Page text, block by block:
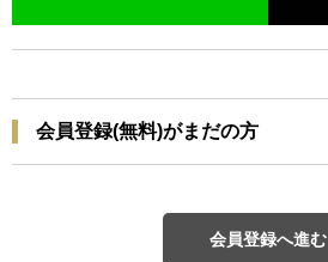
会員登録(無料)がまだの方
会員登録へ進む